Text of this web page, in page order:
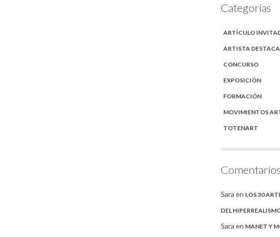
Categorías
ARTÍCULO
ARTISTA
CONCURSO
EXPOSICIÓN
FORMACIÓN
MOVIMIENTOS
TOTENART
Sara en LOS 30
DEL
Sara en MANET Y